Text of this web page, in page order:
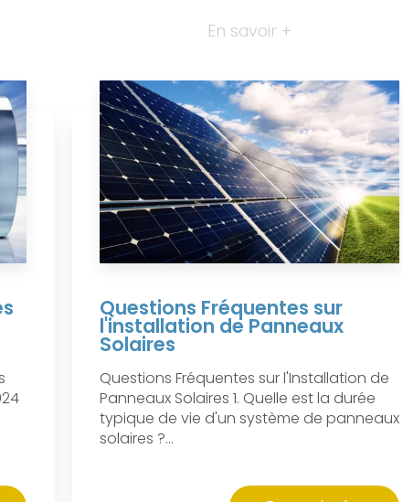
En savoir +
Questions Fréquentes sur
l'installation de Panneaux
Solaires
Questions Fréquentes sur l'Installation de
Panneaux Solaires 1. Quelle est la durée
typique de vie d'un système de panneaux
solaires ?...